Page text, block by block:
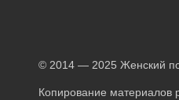
© 2014 — 2025 Женский
Копирование материалов